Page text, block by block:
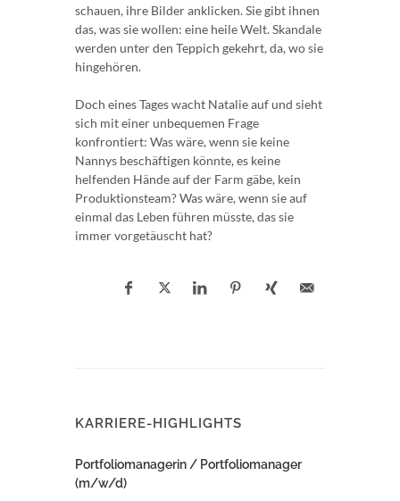
schauen, ihre Bilder anklicken. Sie gibt ihnen
das, was sie wollen: eine heile Welt. Skandale
werden unter den Teppich gekehrt, da, wo sie
hingehören.
Doch eines Tages wacht Natalie auf und sieht
sich mit einer unbequemen Frage
konfrontiert: Was wäre, wenn sie keine
Nannys beschäftigen könnte, es keine
helfenden Hände auf der Farm gäbe, kein
Produktionsteam? Was wäre, wenn sie auf
einmal das Leben führen müsste, das sie
immer vorgetäuscht hat?
KARRIERE-HIGHLIGHTS
Portfoliomanagerin / Portfoliomanager
(m/w/d)